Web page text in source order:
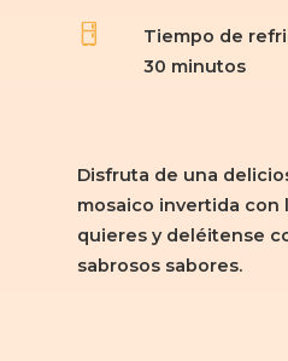
Tiempo de
30 minutos
Disfruta de una
mosaico invertida con
quieres y deléitense
sabrosos sabores.